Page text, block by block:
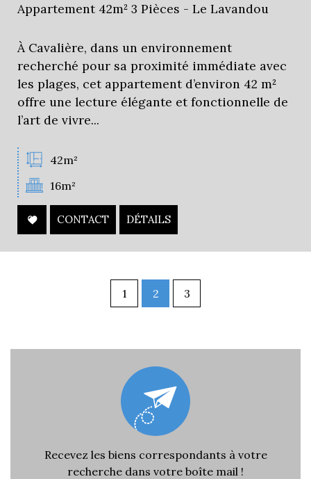
Appartement 42m² 3 Pièces - Le Lavandou
À Cavalière, dans un environnement
recherché pour sa proximité immédiate avec
les plages, cet appartement d’environ 42 m²
offre une lecture élégante et fonctionnelle de
l’art de vivre...
42m²
16m²
CONTACT DÉTAILS
1 2 3
Recevez les biens correspondants à votre
recherche dans votre boîte mail !